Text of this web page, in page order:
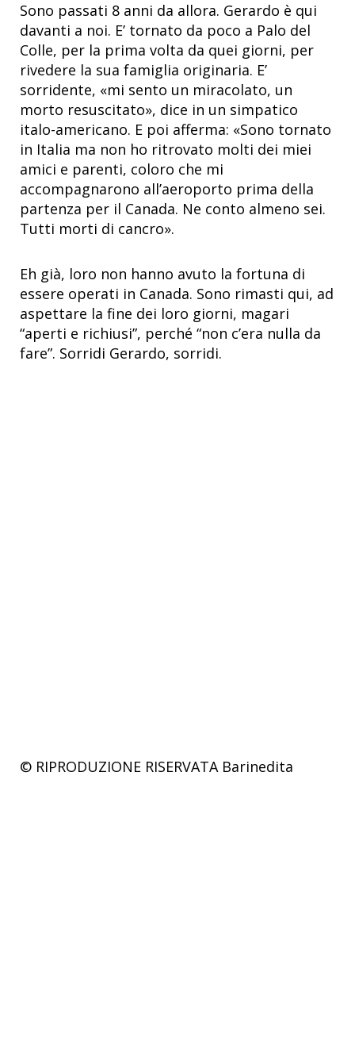
Sono passati 8 anni da allora. Gerardo è qui
davanti a noi. E’ tornato da poco a Palo del
Colle, per la prima volta da quei giorni, per
rivedere la sua famiglia originaria. E’
sorridente, «mi sento un miracolato, un
morto resuscitato», dice in un simpatico
italo-americano. E poi afferma: «Sono tornato
in Italia ma non ho ritrovato molti dei miei
amici e parenti, coloro che mi
accompagnarono all’aeroporto prima della
partenza per il Canada. Ne conto almeno sei.
Tutti morti di cancro».
Eh già, loro non hanno avuto la fortuna di
essere operati in Canada. Sono rimasti qui, ad
aspettare la fine dei loro giorni, magari
“aperti e richiusi”, perché “non c’era nulla da
fare”. Sorridi Gerardo, sorridi.
© RIPRODUZIONE RISERVATA Barinedita